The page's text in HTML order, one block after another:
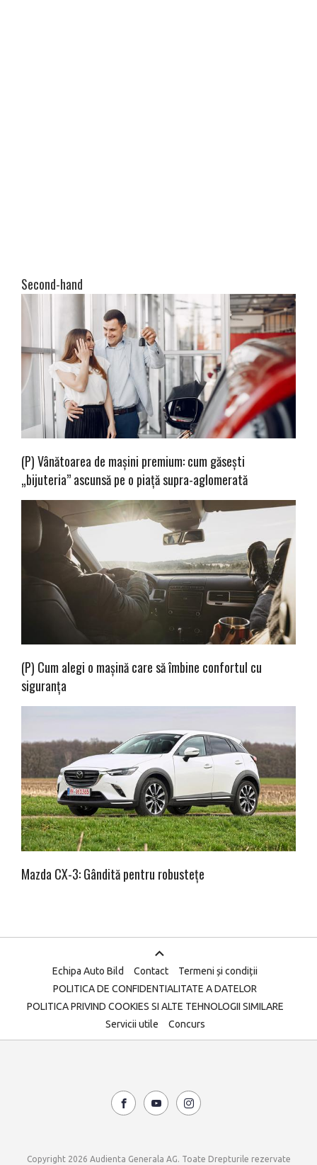
Second-hand
(P) Vânătoarea de mașini premium: cum găsești
„bijuteria” ascunsă pe o piață supra-aglomerată
(P) Cum alegi o mașină care să îmbine confortul cu
siguranța
Mazda CX-3: Gândită pentru robustețe
Echipa Auto Bild Contact
Termeni și condiții
POLITICA DE CONFIDENTIALITATE A DATELOR
POLITICA PRIVIND COOKIES SI ALTE TEHNOLOGII SIMILARE
Servicii utile
Concurs
Copyright 2026 Audienta Generala AG. Toate Drepturile rezervate